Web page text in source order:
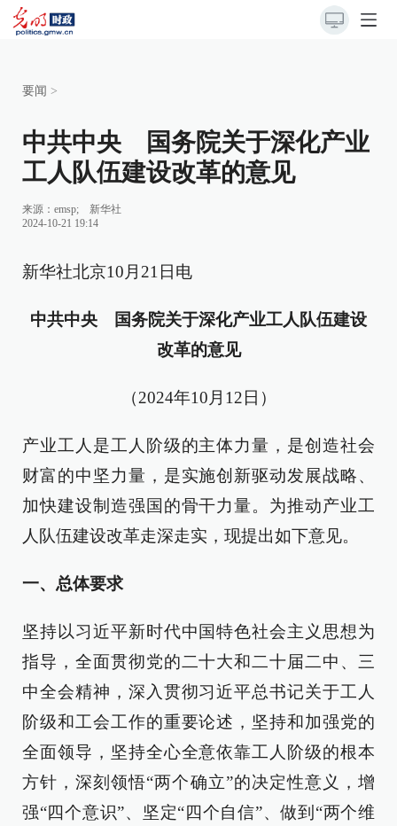
要闻 >
中共中央 国务院关于深化产业
工人队伍建设改革的意见
来源： emsp; 新华社
2024-10-21 19:14
新华社北京10月21日电
中共中央 国务院关于深化产业工人队伍建设
改革的意见
（2024年10月12日）
产业工人是工人阶级的主体力量，是创造社会
财富的中坚力量，是实施创新驱动发展战略、
加快建设制造强国的骨干力量。为推动产业工
人队伍建设改革走深走实，现提出如下意见。
一、总体要求
坚持以习近平新时代中国特色社会主义思想为
指导，全面贯彻党的二十大和二十届二中、三
中全会精神，深入贯彻习近平总书记关于工人
阶级和工会工作的重要论述，坚持和加强党的
全面领导，坚持全心全意依靠工人阶级的根本
方针，深刻领悟“两个确立”的决定性意义，增
强“四个意识”、坚定“四个自信”、做到“两个维